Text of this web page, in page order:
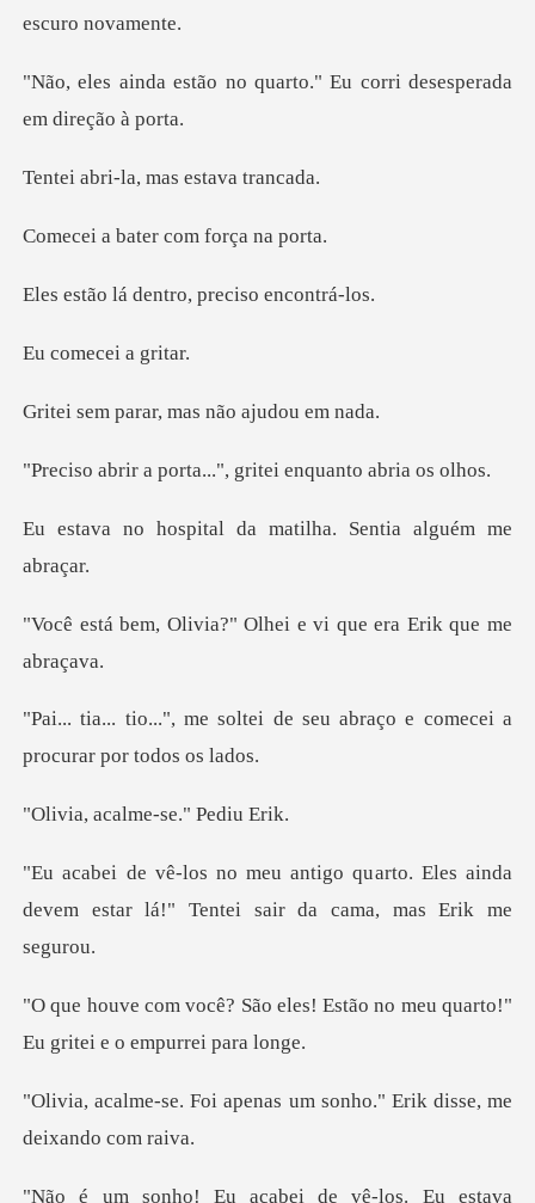
quarto." Eu corri desesp
la, mas esta
ter com forç
dentro, precis
cei a g
ar, mas não aj
ta...", gritei enqua
l da matilha. Sentia
?" Olhei e vi que era
ltei de seu abraço e comecei
alme-se." P
arto. Eles ainda
devem estar lá!" Ten
s! Estão no meu quarto!"
Eu gr
penas um sonho." Erik dis